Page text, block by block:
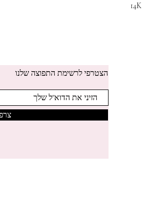
14K
הצטרפי לרשימת התפוצה שלנו